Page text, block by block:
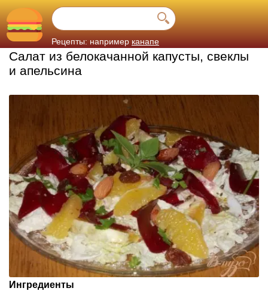
Рецепты: например канапе
Салат из белокачанной капусты, свеклы
и апельсина
Ингредиенты